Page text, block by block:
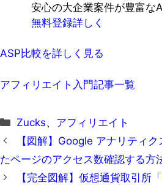
安心の大企業案件が豊富な
無料登録詳しく
ASP比較を詳しく見る
アフィリエイト入門記事一覧
カ
テ
リ
ー
Zucks、 アフィリエイト
【図解】Google アナリティ
たページのアクセス数確認する方
【完全図解】仮想通貨取引所